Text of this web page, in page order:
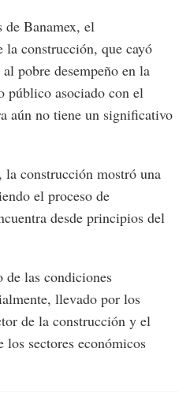
Banamex, el
la construcción, que cayó
pobre desempeño en la
público asociado con el
aún no tiene un significativo
la construcción mostró una
el proceso de
desde principios del
las condiciones
llevado por los
de la construcción y el
los sectores económicos